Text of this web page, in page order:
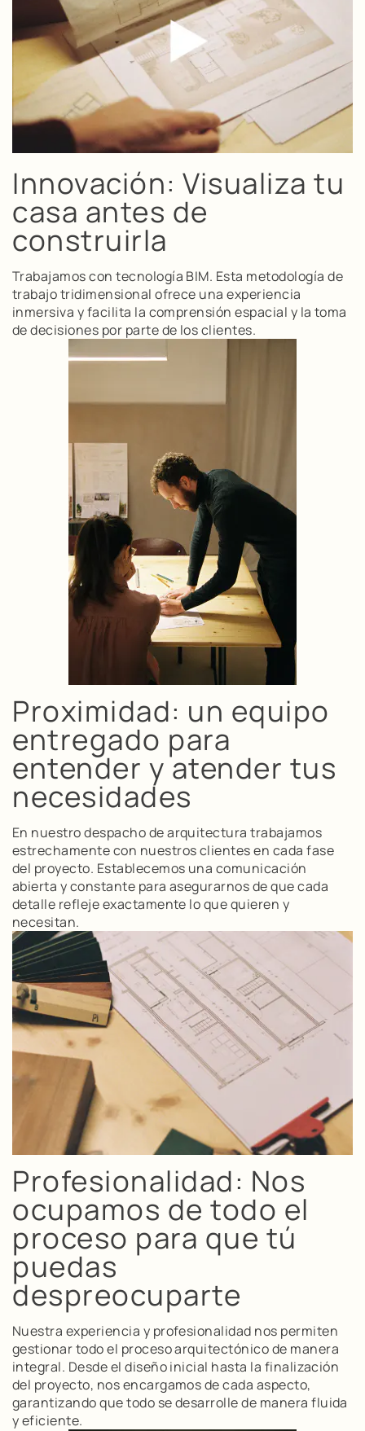
Innovación: Visualiza tu
casa antes de
construirla
Trabajamos con tecnología BIM. Esta metodología de
trabajo tridimensional ofrece una experiencia
inmersiva y facilita la comprensión espacial y la toma
de decisiones por parte de los clientes.
Proximidad: un equipo
entregado para
entender y atender tus
necesidades
En nuestro despacho de arquitectura trabajamos
estrechamente con nuestros clientes en cada fase
del proyecto. Establecemos una comunicación
abierta y constante para asegurarnos de que cada
detalle refleje exactamente lo que quieren y
necesitan.
Profesionalidad: Nos
ocupamos de todo el
proceso para que tú
puedas
despreocuparte
Nuestra experiencia y profesionalidad nos permiten
gestionar todo el proceso arquitectónico de manera
integral. Desde el diseño inicial hasta la finalización
del proyecto, nos encargamos de cada aspecto,
garantizando que todo se desarrolle de manera fluida
y eficiente.